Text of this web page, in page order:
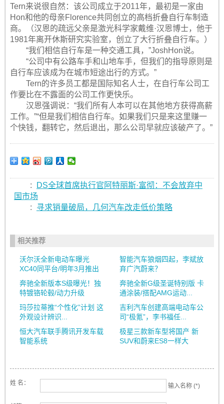
Tern来说很自然：该公司成立于2011年，最初是一家由
Hon和他的母亲Florence共同创立的高档折叠自行车制造
商。（汉恩的疏远父亲是激光科学家戴维·汉恩博士，他于
1981年离开休斯研究实验室，创立了大行折叠自行车。）
“我们相信自行车是一种交通工具，”JoshHon说。
“公司中有公路车手和山地车手，但我们的指导原则是
自行车应该成为在城市短途出行的方式。”
Tern的许多员工都是国际知名人士，在自行车公司工
作要比在不露面的公司工作更快乐。
汉恩强调说：“我们所有人本可以在其他地方获得高薪
工作。”“但是我们相信自行车。如果我们只是来这里赚一
个快钱，翻转它，然后退出，那么公司早就应该破产了。”
:
DS全球首席执行官阿特丽斯·富彻：不会放弃中
国市场
:
寻求销量破局，几何汽车改走低价策略
相关推荐
沃尔沃全新电动车曝光
XC40同平台/明年3月推出
智能汽车狼烟四起，李斌放
弃广汽蔚来？
奔驰全新版本S级曝光！独
特镀铬轮毂/动力升级
奔驰全新G级圣诞特别版 卡
通涂装/搭配AMG运动...
玛莎拉蒂推“个性化”计划 这
外观设计辨识...
吉利汽车创建高端电动车公
司“极氪”，李书福任...
恒大汽车联手腾讯开发车载
智能系统
极星三款新车型将国产 新
SUV和蔚来ES8一样大
姓 名： 输入名称 (*)